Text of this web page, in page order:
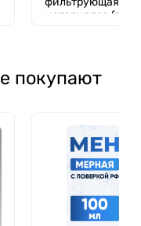
материалов
покупают